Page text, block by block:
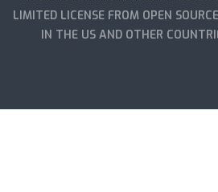
LIMITED LICENSE FROM OPEN
IN THE US AND OTHER